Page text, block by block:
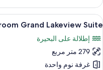
Two
Bedroom
Bellagio
استعراض
جميع
صور
Two
Bedroom
12
Grand Lakeview Suite
إطلالة على البحيرة
279 متر مربع
غرفة نوم واحدة